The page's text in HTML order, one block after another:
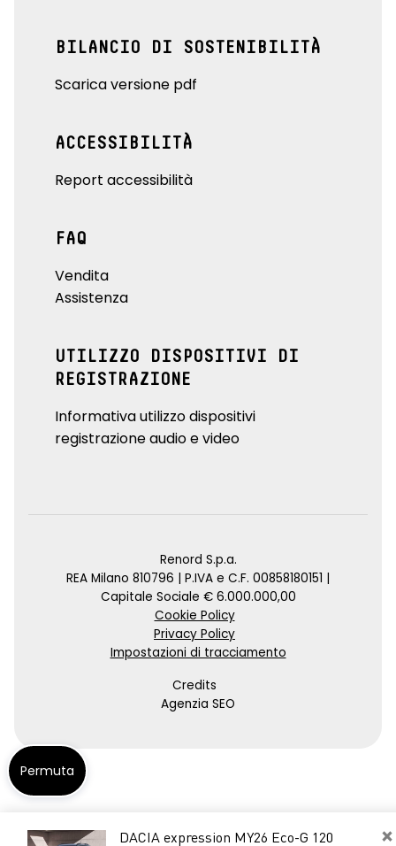
×
DACIA expression MY26 Eco-G 120
BILANCIO DI SOSTENIBILITÀ
Scarica versione pdf
ACCESSIBILITÀ
Report accessibilità
FAQ
Vendita
Assistenza
UTILIZZO DISPOSITIVI DI
REGISTRAZIONE
Informativa utilizzo dispositivi
registrazione audio e video
Renord S.p.a.
REA Milano 810796 | P.IVA e C.F. 00858180151 |
Capitale Sociale € 6.000.000,00
Cookie Policy
Privacy Policy
Impostazioni di tracciamento
Credits
Agenzia SEO
Permuta